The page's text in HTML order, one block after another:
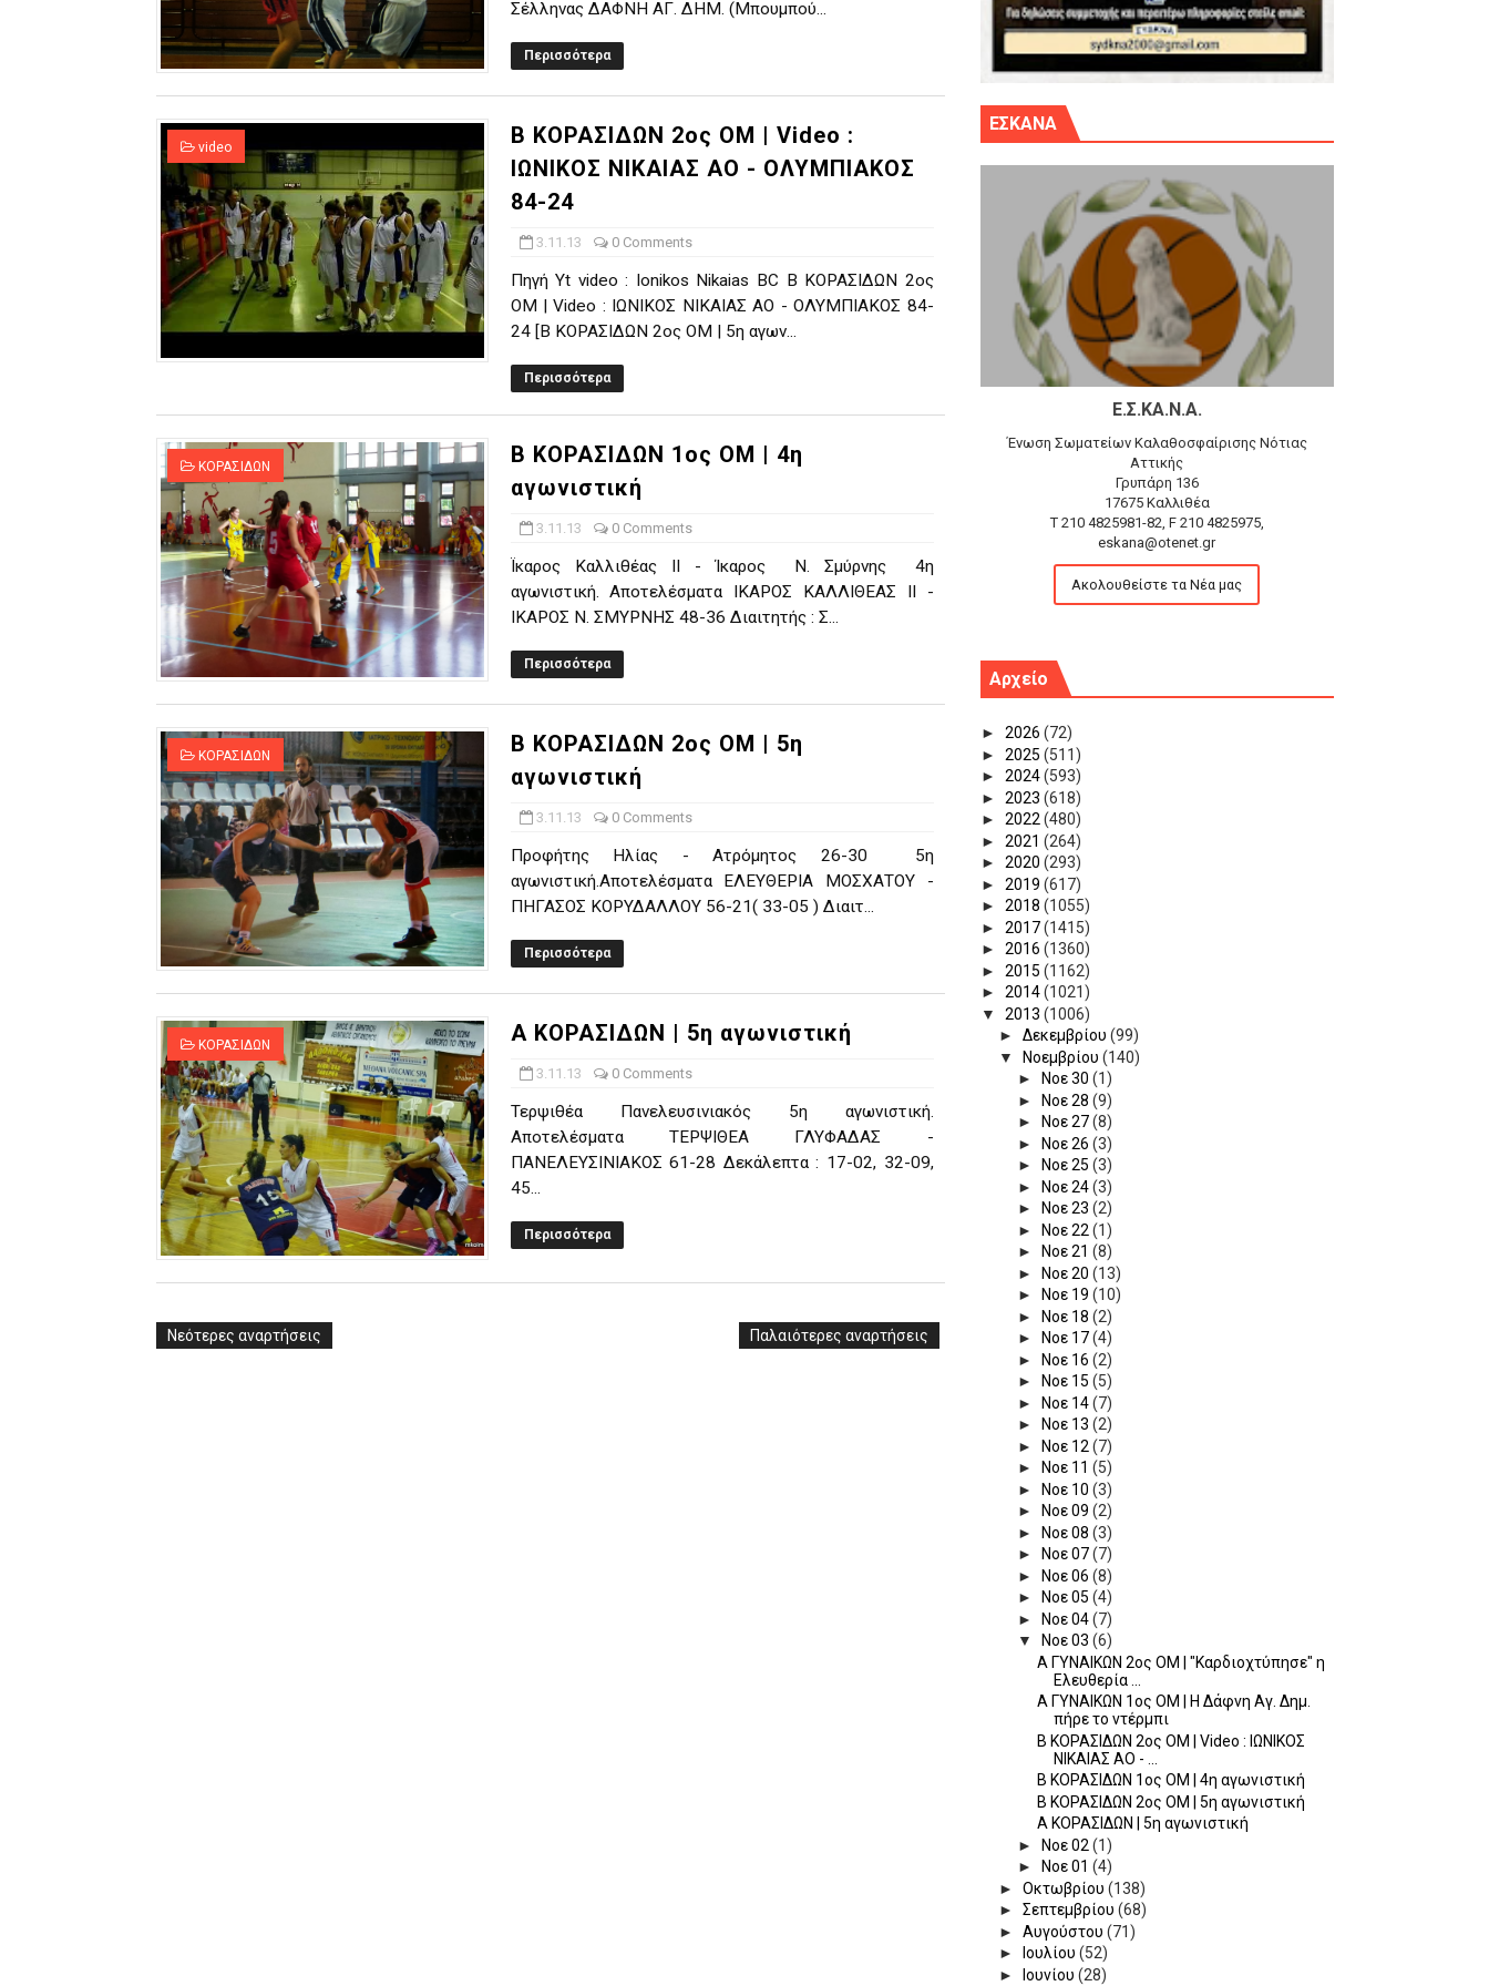
ΧΡΟΝΙΑ ΠΟΛΛΑ ΣΤΟ ΕΛΛΗΝΙΚΟ ΜΠΑΣΚΕΤ : 39Η ΕΠΕΤΕΙΟΣ ΑΠΟ ΤΟ ΕΠΟΣ ΤΟΥ 1987
Ο δρόμος για τον 29ο τελικό κυπέλλου ανδρών ΕΣΚΑΝΑ Μανδραϊκός Προοδευτική στο νέο κλ. Αγίου Δημητρίου την Κυριακή 14.6.26
U21: Τεράστια πρόκριση για τον Πανελευσινιακό στον τελικό αύριο με Αρετσού (το video του αγώνα)
Γ΄ανδρών play offs : "Σκληρό" καρύδι η Φιλία Περάματος έφερε την σειρά στα ίσια (1-1) νίκησε τον Προφήτη Ηλία 78-74 στα Καμίνια
Play off B εφήβων Β φάση Στο f4 ΑΕ Ρέντη, Πέρα , Ερμής Αργυρ. και Δραπετσώνα
Σέλληνας ΔΑΦΝΗ ΑΓ. ΔΗΜ. (Μπουμπού...
Περισσότερα
video
Β ΚΟΡΑΣΙΔΩΝ 2ος ΟΜ | Video :
ΙΩΝΙΚΟΣ ΝΙΚΑΙΑΣ ΑΟ - ΟΛΥΜΠΙΑΚΟΣ
84-24
3.11.13 0 Comments
Πηγή Yt video : Ionikos Nikaias BC Β ΚΟΡΑΣΙΔΩΝ 2ος
ΟΜ | Video : ΙΩΝΙΚΟΣ ΝΙΚΑΙΑΣ ΑΟ - ΟΛΥΜΠΙΑΚΟΣ 84-
24 [Β ΚΟΡΑΣΙΔΩΝ 2ος ΟΜ | 5η αγων...
Περισσότερα
ΚΟΡΑΣΙΔΩΝ
Β ΚΟΡΑΣΙΔΩΝ 1ος ΟΜ | 4η
αγωνιστική
3.11.13 0 Comments
Ϊκαρος Καλλιθέας ΙΙ - Ίκαρος Ν. Σμύρνης 4η
αγωνιστική. Αποτελέσματα ΙΚΑΡΟΣ ΚΑΛΛΙΘΕΑΣ ΙΙ -
ΙΚΑΡΟΣ Ν. ΣΜΥΡΝΗΣ 48-36 Διαιτητής : Σ...
Περισσότερα
ΚΟΡΑΣΙΔΩΝ
Β ΚΟΡΑΣΙΔΩΝ 2ος ΟΜ | 5η
αγωνιστική
3.11.13 0 Comments
Προφήτης Ηλίας - Ατρόμητος 26-30 5η
αγωνιστική.Αποτελέσματα ΕΛΕΥΘΕΡΙΑ ΜΟΣΧΑΤΟΥ -
ΠΗΓΑΣΟΣ ΚΟΡΥΔΑΛΛΟΥ 56-21( 33-05 ) Διαιτ...
Περισσότερα
ΚΟΡΑΣΙΔΩΝ Α ΚΟΡΑΣΙΔΩΝ | 5η αγωνιστική
3.11.13 0 Comments
Τερψιθέα Πανελευσινιακός 5η αγωνιστική.
Αποτελέσματα ΤΕΡΨΙΘΕΑ ΓΛΥΦΑΔΑΣ -
ΠΑΝΕΛΕΥΣΙΝΙΑΚΟΣ 61-28 Δεκάλεπτα : 17-02, 32-09,
45...
Περισσότερα
Νεότερες αναρτήσεις Παλαιότερες αναρτήσεις
ΕΣΚΑΝΑ
Ε.Σ.ΚΑ.Ν.Α.
Ένωση Σωματείων Καλαθοσφαίρισης Νότιας
Αττικής
Γρυπάρη 136
17675 Καλλιθέα
T 210 4825981-82, F 210 4825975,
eskana@otenet.gr
Ακολουθείστε τα Νέα μας
Αρχείο
► 2026 (72)
► 2025 (511)
► 2024(593)
► 2023 (618)
► 2022(480)
► 2021 (264)
► 2020 (293)
► 2019 (617)
► 2018 (1055)
► 2017(1415)
► 2016 (1360)
► 2015 (1162)
► 2014(1021)
▼ 2013 (1006)
►Δεκεμβρίου(99)
▼ Νοεμβρίου(140)
►
Νοε 30(1)
►
Νοε 28(9)
►
Νοε 27(8)
►
Νοε 26(3)
►
Νοε 25(3)
►
Νοε 24(3)
►
Νοε 23(2)
►
Νοε 22(1)
►
Νοε 21(8)
►
Νοε 20(13)
►
Νοε 19(10)
►
Νοε 18(2)
►
Νοε 17(4)
►
Νοε 16(2)
►
Νοε 15(5)
►
Νοε 14(7)
►
Νοε 13(2)
►
Νοε 12(7)
►
Νοε 11(5)
►
Νοε 10(3)
►
Νοε 09(2)
►
Νοε 08(3)
►
Νοε 07(7)
►
Νοε 06(8)
►
Νοε 05(4)
►
Νοε 04(7)
▼
Νοε 03(6)
A ΓΥΝΑΙΚΩΝ 2oς ΟΜ | "Καρδιοχτύπησε" η
Ελευθερία ...
A ΓΥΝΑΙΚΩΝ 1oς ΟΜ | Η Δάφνη Αγ. Δημ.
πήρε το ντέρμπι
Β ΚΟΡΑΣΙΔΩΝ 2ος ΟΜ | Video : ΙΩΝΙΚΟΣ
ΝΙΚΑΙΑΣ ΑΟ - ...
Β ΚΟΡΑΣΙΔΩΝ 1ος ΟΜ | 4η αγωνιστική
Β ΚΟΡΑΣΙΔΩΝ 2ος ΟΜ | 5η αγωνιστική
Α ΚΟΡΑΣΙΔΩΝ | 5η αγωνιστική
►
Νοε 02(1)
►
Νοε 01(4)
►Οκτωβρίου(138)
►Σεπτεμβρίου(68)
►Αυγούστου(71)
►
Ιουλίου(52)
►
Ιουνίου(28)